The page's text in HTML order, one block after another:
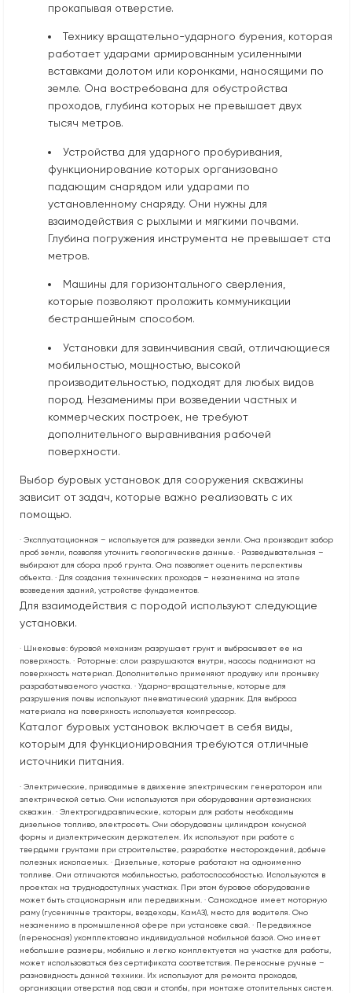
прокапывая отверстие.
Технику вращательно-ударного бурения, которая
работает ударами армированным усиленными
вставками долотом или коронками, наносящими по
земле. Она востребована для обустройства
проходов, глубина которых не превышает двух
тысяч метров.
Устройства для ударного пробуривания,
функционирование которых организовано
падающим снарядом или ударами по
установленному снаряду. Они нужны для
взаимодействия с рыхлыми и мягкими почвами.
Глубина погружения инструмента не превышает ста
метров.
Машины для горизонтального сверления,
которые позволяют проложить коммуникации
бестраншейным способом.
Установки для завинчивания свай, отличающиеся
мобильностью, мощностью, высокой
производительностью, подходят для любых видов
пород. Незаменимы при возведении частных и
коммерческих построек, не требуют
дополнительного выравнивания рабочей
поверхности.
Выбор буровых установок для сооружения скважины
зависит от задач, которые важно реализовать с их
помощью.
· Эксплуатационная – используется для разведки земли. Она производит забор
проб земли, позволяя уточнить геологические данные. · Разведывательная –
выбирают для сбора проб грунта. Она позволяет оценить перспективы
объекта. · Для создания технических проходов – незаменима на этапе
возведения зданий, устройстве фундаментов.
Для взаимодействия с породой используют следующие
установки.
· Шнековые: буровой механизм разрушает грунт и выбрасывает ее на
поверхность. · Роторные: слои разрушаются внутри, насосы поднимают на
поверхность материал. Дополнительно применяют продувку или промывку
разрабатываемого участка. · Ударно-вращательные, которые для
разрушения почвы используют пневматический ударник. Для выброса
материала на поверхность используется компрессор.
Каталог буровых установок включает в себя виды,
которым для функционирования требуются отличные
источники питания.
· Электрические, приводимые в движение электрическим генератором или
электрической сетью. Они используются при оборудовании артезианских
скважин. · Электрогидравлические, которым для работы необходимы
дизельное топливо, электросеть. Они оборудованы цилиндром конусной
формы и диэлектрическим держателем. Их используют при работе с
твердыми грунтами при строительстве, разработке месторождений, добыче
полезных ископаемых. · Дизельные, которые работают на одноименно
топливе. Они отличаются мобильностью, работоспособностью. Используются в
проектах на труднодоступных участках. При этом буровое оборудование
может быть стационарным или передвижным. · Самоходное имеет моторную
раму (гусеничные тракторы, вездеходы, КамАЗ), место для водителя. Оно
незаменимо в промышленной сфере при установке свай. · Передвижное
(переносная) укомплектовано индивидуальной мобильной базой. Оно имеет
небольшие размеры, мобильно и легко комплектуется на участке для работы,
может использоваться без сертификата соответствия. Переносные ручные –
разновидность данной техники. Их используют для ремонта проходов,
организации отверстий под сваи и столбы, при монтаже отопительных систем.